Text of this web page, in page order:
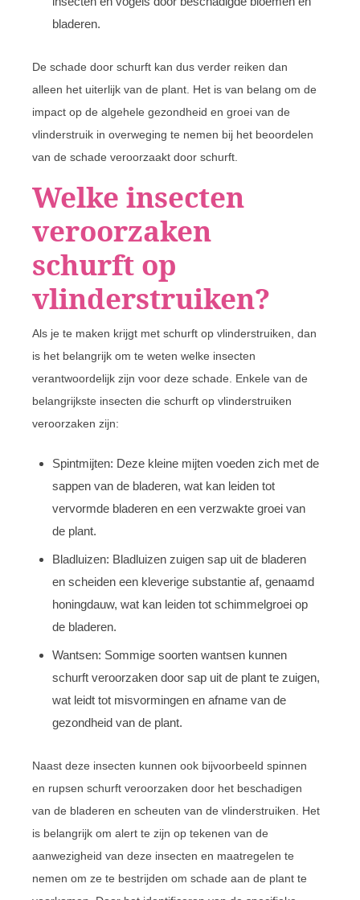
bladeren.
De schade door schurft kan dus verder reiken dan
alleen het uiterlijk van de plant. Het is van belang om de
impact op de algehele gezondheid en groei van de
vlinderstruik in overweging te nemen bij het beoordelen
van de schade veroorzaakt door schurft.
Welke insecten
veroorzaken
schurft op
vlinderstruiken?
Als je te maken krijgt met schurft op vlinderstruiken, dan
is het belangrijk om te weten welke insecten
verantwoordelijk zijn voor deze schade. Enkele van de
belangrijkste insecten die schurft op vlinderstruiken
veroorzaken zijn:
Spintmijten: Deze kleine mijten voeden zich met de
sappen van de bladeren, wat kan leiden tot
vervormde bladeren en een verzwakte groei van
de plant.
Bladluizen: Bladluizen zuigen sap uit de bladeren
en scheiden een kleverige substantie af, genaamd
honingdauw, wat kan leiden tot schimmelgroei op
de bladeren.
Wantsen: Sommige soorten wantsen kunnen
schurft veroorzaken door sap uit de plant te zuigen,
wat leidt tot misvormingen en afname van de
gezondheid van de plant.
Naast deze insecten kunnen ook bijvoorbeeld spinnen
en rupsen schurft veroorzaken door het beschadigen
van de bladeren en scheuten van de vlinderstruiken. Het
is belangrijk om alert te zijn op tekenen van de
aanwezigheid van deze insecten en maatregelen te
nemen om ze te bestrijden om schade aan de plant te